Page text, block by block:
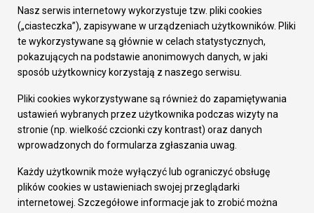
Załatw sprawę
Prezydent Miasta
Rada Miasta
Wydziały
Elektroniczna Skrzynka Podawcza
Gospodarka
Fundusze europejskie
Środki krajowe
Oferty inwestycyjne
Pozostałe
Deklaracja dostępności
Dane osobowe
Nasz serwis internetowy wykorzystuje tzw. pliki cookies
(„ciasteczka”), zapisywane w urządzeniach użytkowników. Pliki
te wykorzystywane są głównie w celach statystycznych,
pokazujących na podstawie anonimowych danych, w jaki
sposób użytkownicy korzystają z naszego serwisu.
Pliki cookies wykorzystywane są również do zapamiętywania
ustawień wybranych przez użytkownika podczas wizyty na
stronie (np. wielkość czcionki czy kontrast) oraz danych
wprowadzonych do formularza zgłaszania uwag.
Każdy użytkownik może wyłączyć lub ograniczyć obsługę
plików cookies w ustawieniach swojej przeglądarki
internetowej. Szczegółowe informacje jak to zrobić można